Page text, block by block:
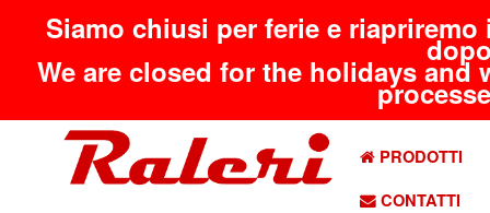
Siamo chiusi per ferie e
We are closed for the holidays
PRODOTTI
CONTATTI